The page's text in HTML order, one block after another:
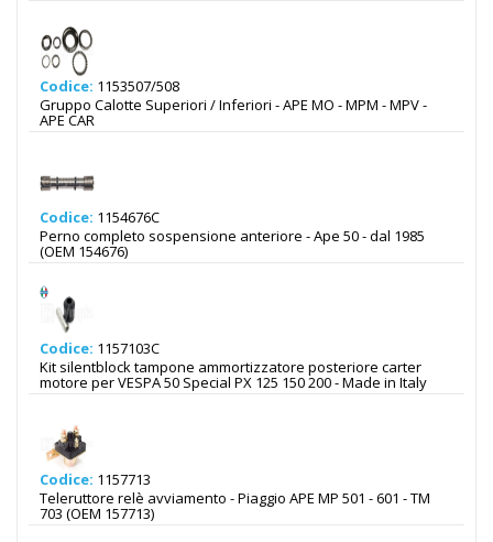
Codice: 1153507/508
Gruppo Calotte Superiori / Inferiori - APE MO - MPM - MPV -
APE CAR
Codice: 1154676C
Perno completo sospensione anteriore - Ape 50 - dal 1985
(OEM 154676)
Codice: 1157103C
Kit silentblock tampone ammortizzatore posteriore carter
motore per VESPA 50 Special PX 125 150 200 - Made in Italy
Codice: 1157713
Teleruttore relè avviamento - Piaggio APE MP 501 - 601 - TM
703 (OEM 157713)